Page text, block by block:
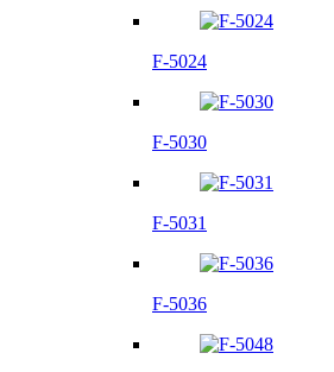
F-5024
F-5030
F-5031
F-5036